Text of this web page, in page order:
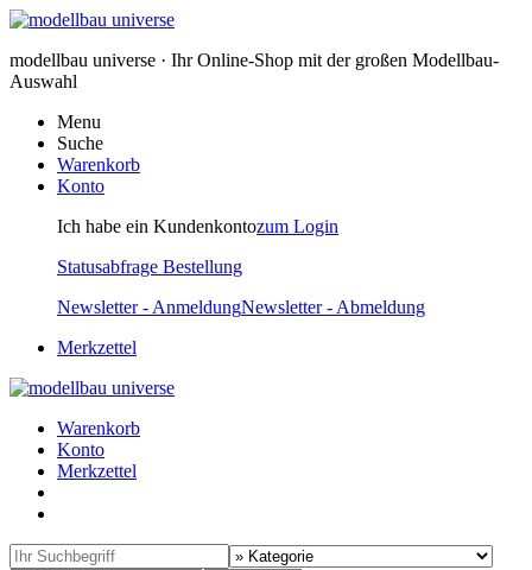
modellbau universe · Ihr Online-Shop mit der großen Modellbau-
Auswahl
Menu
Suche
Warenkorb
Konto
Ich habe ein Kundenkontozum Login
Statusabfrage Bestellung
Newsletter - AnmeldungNewsletter - Abmeldung
Merkzettel
Warenkorb
Konto
Merkzettel